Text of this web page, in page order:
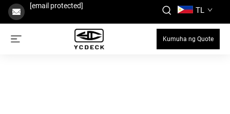
[email protected] TL
Kumuha ng Quote